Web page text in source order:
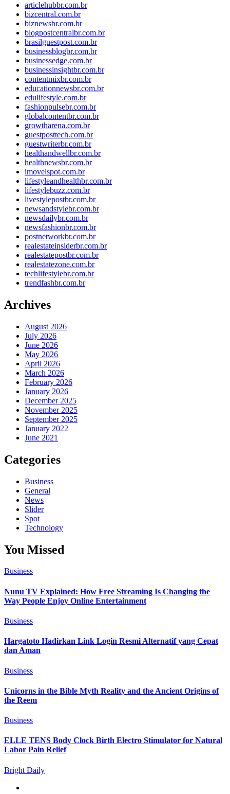
articlehubbr.com.br
bizcentral.com.br
biznewsbr.com.br
blogpostcentralbr.com.br
brasilguestpost.com.br
businessblogbr.com.br
businessedge.com.br
businessinsightbr.com.br
contentmixbr.com.br
educationnewsbr.com.br
edulifestyle.com.br
fashionpulsebr.com.br
globalcontentbr.com.br
growtharena.com.br
guestposttech.com.br
guestwriterbr.com.br
healthandwellbr.com.br
healthnewsbr.com.br
imovelspot.com.br
lifestyleandhealthbr.com.br
lifestylebuzz.com.br
livestylepostbr.com.br
newsandstylebr.com.br
newsdailybr.com.br
newsfashionbr.com.br
postnetworkbr.com.br
realestateinsiderbr.com.br
realestatepostbr.com.br
realestatezone.com.br
techlifestylebr.com.br
trendfashbr.com.br
Archives
August 2026
July 2026
June 2026
May 2026
April 2026
March 2026
February 2026
January 2026
December 2025
November 2025
September 2025
January 2022
June 2021
Categories
Business
General
News
Slider
Spot
Technology
You Missed
Business
Nunu TV Explained: How Free Streaming Is Changing the
Way People Enjoy Online Entertainment
Business
Hargatoto Hadirkan Link Login Resmi Alternatif yang Cepat
dan Aman
Business
Unicorns in the Bible Myth Reality and the Ancient Origins of
the Reem
Business
ELLE TENS Body Clock Birth Electro Stimulator for Natural
Labor Pain Relief
Bright Daily